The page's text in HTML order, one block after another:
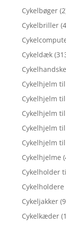
Cykelbøger
Cykelbriller
Cykeldæk
Cykelhjelm
Cykelhjelm
Cykelhjelm
Cykelhjelm
Cykelhjelm
Cykelhjelme
Cykelholder
Cykeljakker
Cykelkæder